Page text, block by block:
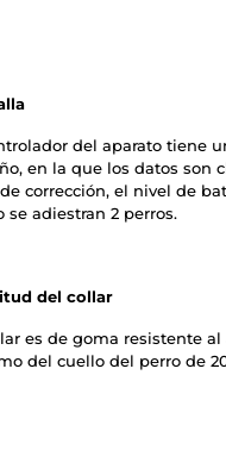
del aparato tiene
en la que los datos son
corrección, el nivel de
se adiestran 2 perros.
del collar
es de goma resistente
del cuello del perro de